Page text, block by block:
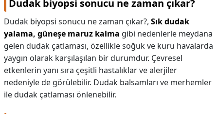
Dudak biyopsi sonucu ne zaman çıkar?
Dudak biyopsi sonucu ne zaman çıkar?, Sık dudak
yalama, güneşe maruz kalma gibi nedenlerle meydana
gelen dudak çatlaması, özellikle soğuk ve kuru havalarda
yaygın olarak karşılaşılan bir durumdur. Çevresel
etkenlerin yanı sıra çeşitli hastalıklar ve alerjiler
nedeniyle de görülebilir. Dudak balsamları ve merhemler
ile dudak çatlaması önlenebilir.